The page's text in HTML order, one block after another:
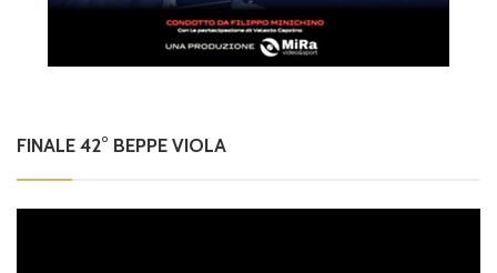
FINALE 42° BEPPE VIOLA